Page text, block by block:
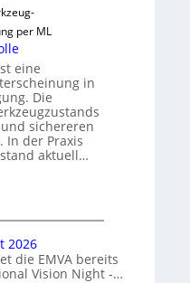
per ML
eine
in
Die
sichereren
In der Praxis
aktuell…
2026
die EMVA bereits
Vision Night -…